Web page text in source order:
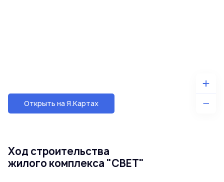
Открыть на Я.Картах
Ход строительства
жилого комплекса "СВЕТ"